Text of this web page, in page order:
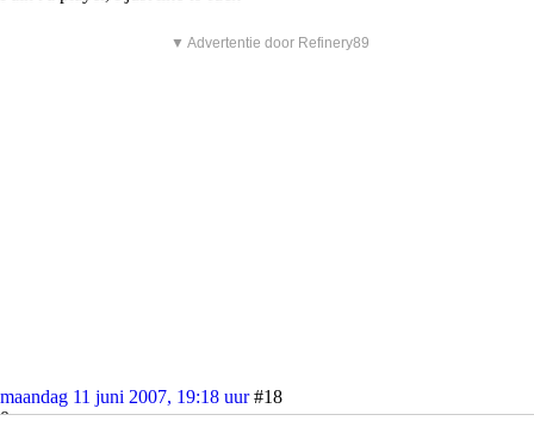
▼ Advertentie door Refinery89
maandag 11 juni 2007, 19:18 uur #18
0